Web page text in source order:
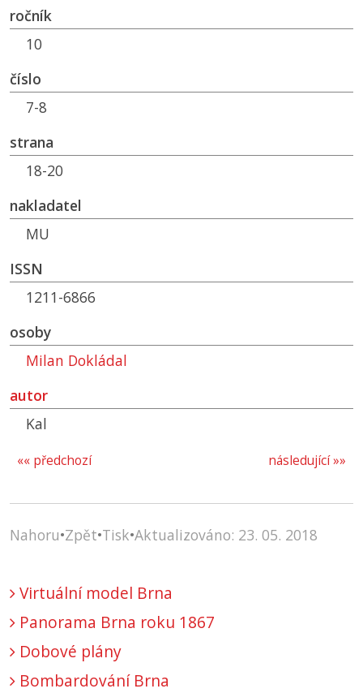
ročník
10
číslo
7-8
strana
18-20
nakladatel
MU
ISSN
1211-6866
osoby
Milan Dokládal
autor
Kal
následující »»
«« předchozí
Nahoru•Zpět•Tisk•Aktualizováno: 23. 05. 2018
Virtuální model Brna
Panorama Brna roku 1867
Dobové plány
Bombardování Brna